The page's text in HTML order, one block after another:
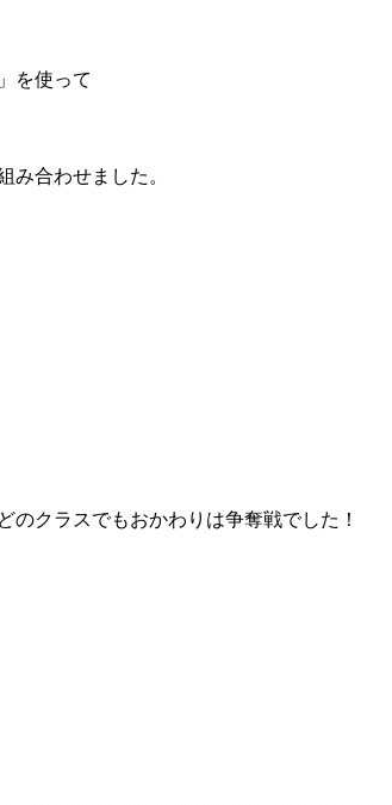
を使って
み合わせました。
クラスでもおかわりは争奪戦でした！